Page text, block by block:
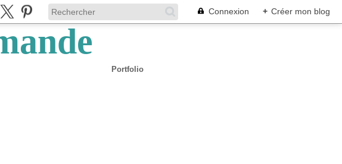
Connexion + Créer mon blog
Portfolio